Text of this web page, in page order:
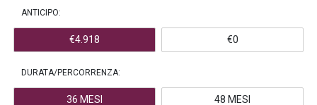
ANTICIPO:
€4.918 €0
DURATA/PERCORRENZA:
36 MESI
48 MESI